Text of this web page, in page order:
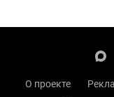
О проекте